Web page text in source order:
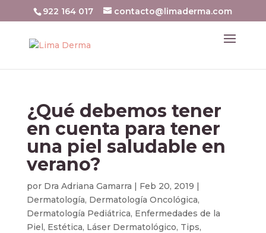
922 164 017 contacto@limaderma.com
¿Qué debemos tener
en cuenta para tener
una piel saludable en
verano?
por Dra Adriana Gamarra | Feb 20, 2019 |
Dermatología, Dermatología Oncológica,
Dermatología Pediátrica, Enfermedades de la
Piel, Estética, Láser Dermatológico, Tips,